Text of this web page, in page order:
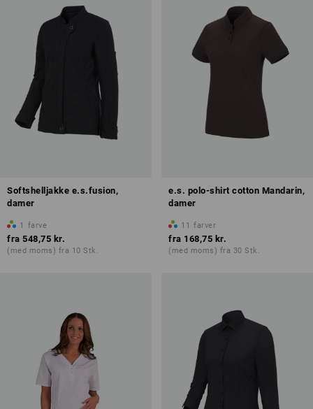
Softshelljakke e.s.fusion,
damer
1 farve
fra 548,75 kr.
(med moms) fra 10 Stk.
e.s. polo-shirt cotton Mandarin,
damer
11 farver
fra 168,75 kr.
(med moms) fra 30 Stk.